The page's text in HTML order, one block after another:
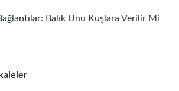
Balık Unu Kuşlara Verilir Mi